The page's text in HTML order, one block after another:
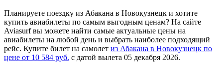
Планируете поездку из Абакана в Новокузнецк и хотите
купить авиабилеты по самым выгодным ценам? На сайте
Aviasurf вы можете найти самые актуальные цены на
авиабилеты на любой день и выбрать наиболее подходящий
рейс. Купите билет на самолет из Абакана в Новокузнецк по
цене от 10 584 руб. с датой вылета 05 декабря 2026.